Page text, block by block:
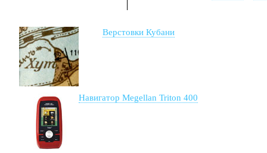
Верстовки Кубани
Навигатор Megellan Triton 400